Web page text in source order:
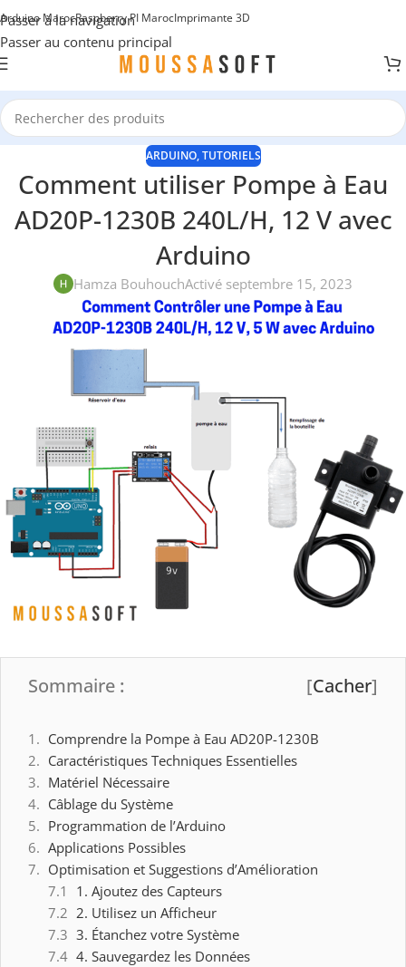
Passer à la navigation
Passer au contenu principal
Arduino MarocRaspberry PI MarocImprimante 3D
ARDUINO,TUTORIELS
Comment utiliser Pompe à Eau
AD20P-1230B 240L/H, 12 V avec
Arduino
Hamza BouhouchActivé septembre 15, 2023
Sommaire : [Cacher]
Comprendre la Pompe à Eau AD20P-1230B
Caractéristiques Techniques Essentielles
Matériel Nécessaire
Câblage du Système
Programmation de l’Arduino
Applications Possibles
Optimisation et Suggestions d’Amélioration
1. Ajoutez des Capteurs
2. Utilisez un Afficheur
3. Étanchez votre Système
4. Sauvegardez les Données